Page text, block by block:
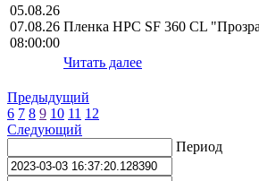
05.08.26
07.08.26
08:00:00
Пленка HPС SF 360 CL
Читать далее
Предыдущий
6 7 8 9 10 11 12
Следующий
Период